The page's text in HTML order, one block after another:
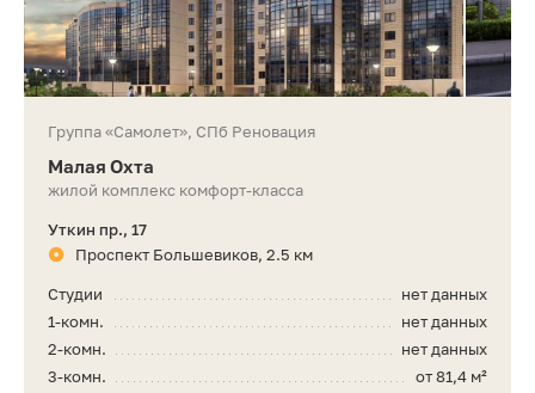
Группа «Самолет», СПб Реновация
Малая Охта
жилой комплекс комфорт-класса
Уткин пр., 17
Проспект Большевиков, 2.5 км
нет данных
Студии
нет данных
1-комн.
нет данных
2-комн.
от 81,4 м²
3-комн.